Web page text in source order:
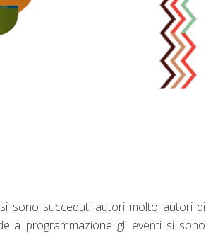
sono succeduti autori molto autori di
programmazione gli eventi si sono